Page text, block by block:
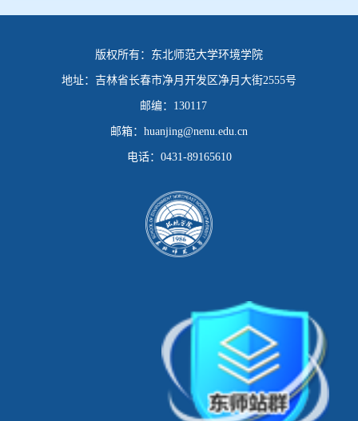
版权所有： 东北师范大学环境学院
地址： 吉林省长春市净月开发区净月大街2555号
邮编： 130117
邮箱： huanjing@nenu.edu.cn
电话： 0431-89165610